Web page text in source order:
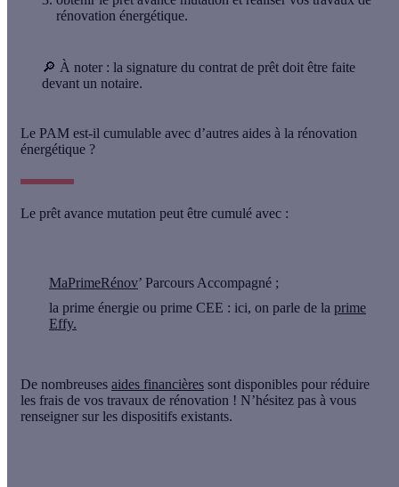
rénovation énergétique.
🔎 À noter : la signature du contrat de prêt doit être faite
devant un notaire.
Le PAM est-il cumulable avec d’autres aides à la rénovation
énergétique ?
Le prêt avance mutation peut être cumulé avec :
MaPrimeRénov’ Parcours Accompagné ;
la prime énergie ou prime CEE : ici, on parle de la prime
Effy.
De nombreuses aides financières sont disponibles pour réduire
les frais de vos travaux de rénovation ! N’hésitez pas à vous
renseigner sur les dispositifs existants.